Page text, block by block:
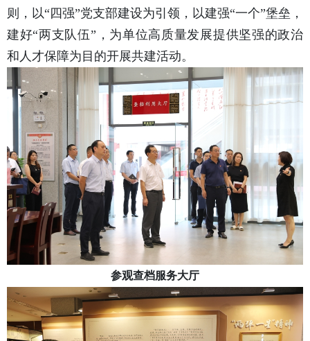
则，以“四强”党支部建设为引领，以建强“一个”堡垒，
建好“两支队伍”，为单位高质量发展提供坚强的政治
和人才保障为目的开展共建活动。
参观查档服务大厅